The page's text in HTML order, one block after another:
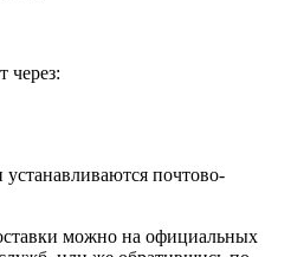
через:
почтово-
можно на официальных